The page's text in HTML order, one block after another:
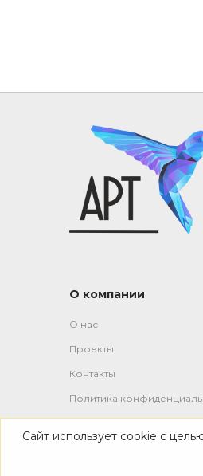
О компании
О нас
Проекты
Контакты
Политика
Сайт использует cookie с